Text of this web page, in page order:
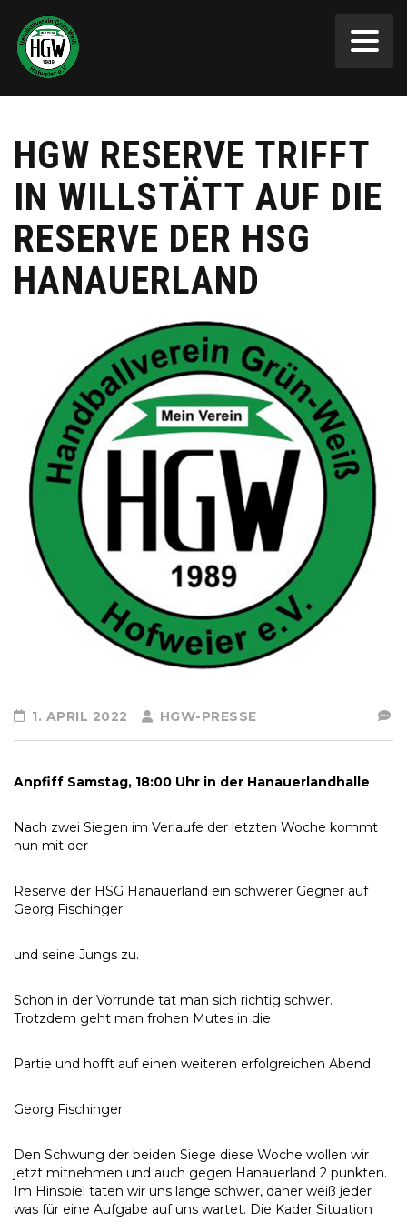
HGW RESERVE TRIFFT
IN WILLSTÄTT AUF DIE
RESERVE DER HSG
HANAUERLAND
1. APRIL 2022 HGW-PRESSE
Anpfiff Samstag, 18:00 Uhr in der Hanauerlandhalle
Nach zwei Siegen im Verlaufe der letzten Woche kommt
nun mit der
Reserve der HSG Hanauerland ein schwerer Gegner auf
Georg Fischinger
und seine Jungs zu.
Schon in der Vorrunde tat man sich richtig schwer.
Trotzdem geht man frohen Mutes in die
Partie und hofft auf einen weiteren erfolgreichen Abend.
Georg Fischinger:
Den Schwung der beiden Siege diese Woche wollen wir
jetzt mitnehmen und auch gegen Hanauerland 2 punkten.
Im Hinspiel taten wir uns lange schwer, daher weiß jeder
was für eine Aufgabe auf uns wartet. Die Kader Situation